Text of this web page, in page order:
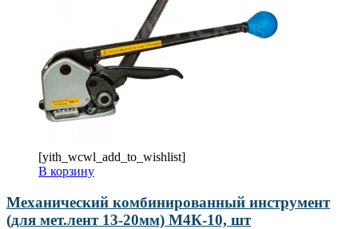
[yith_wcwl_add_to_wishlist]
В корзину
Механический комбинированный инструмент
(для мет.лент 13-20мм) М4К-10, шт